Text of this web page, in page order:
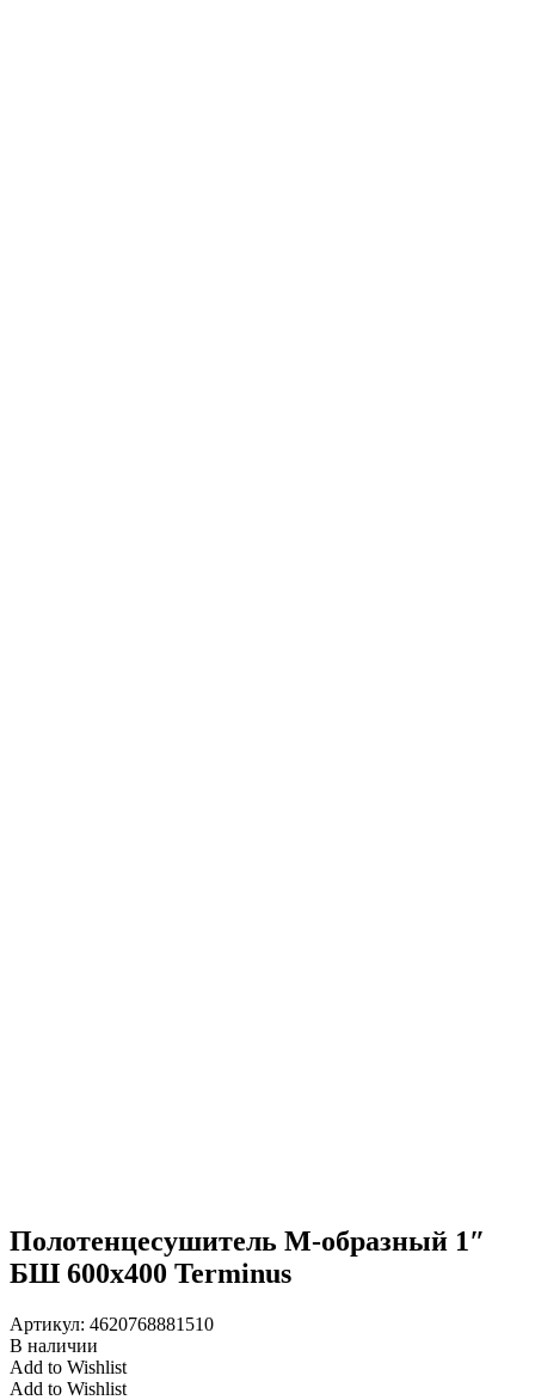
Полотенцесушитель М-образный 1″
БШ 600х400 Terminus
Артикул: 4620768881510
В наличии
Add to Wishlist
Add to Wishlist